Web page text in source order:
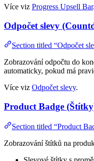
Více viz Progress Upsell Bar.
Odpočet slevy
Section titled “Odpočet
Zobrazování odpočtu do
automaticky, pokud má
Více viz Odpočet slevy.
Product Badge
Section titled “Product
Zobrazování štítků na